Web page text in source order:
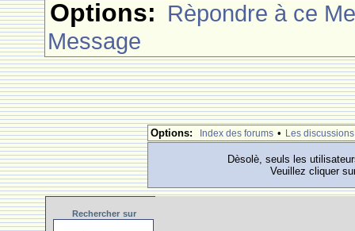
Options: Rèpondre à ce
Message
Options: Index des forums • Les discussions
Dèsolè, seuls les
Veuillez cliquer
Rechercher sur